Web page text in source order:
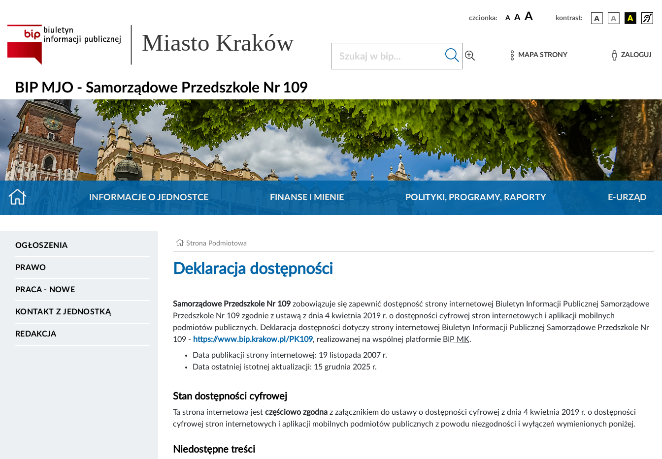
czcionka: A A A kontrast:
Miasto Kraków MAPA STRONY ZALOGUJ
BIP MJO - Samorządowe Przedszkole Nr 109
INFORMACJE O JEDNOSTCE FINANSE I MIENIE POLITYKI, PROGRAMY, RAPORTY E-URZĄD
OGŁOSZENIA
PRAWO
PRACA - NOWE
KONTAKT Z JEDNOSTKĄ
REDAKCJA
Strona Podmiotowa
Deklaracja dostępności
Samorządowe Przedszkole Nr 109 zobowiązuje się zapewnić dostępność strony internetowej Biuletyn Informacji Publicznej Samorządowe
Przedszkole Nr 109 zgodnie z ustawą z dnia 4 kwietnia 2019 r. o dostępności cyfrowej stron internetowych i aplikacji mobilnych
podmiotów publicznych. Deklaracja dostępności dotyczy strony internetowej Biuletyn Informacji Publicznej Samorządowe Przedszkole Nr
109 - https://www.bip.krakow.pl/PK109, realizowanej na wspólnej platformie BIP MK.
Data publikacji strony internetowej: 19 listopada 2007 r.
Data ostatniej istotnej aktualizacji: 15 grudnia 2025 r.
Stan dostępności cyfrowej
Ta strona internetowa jest częściowo zgodna z załącznikiem do ustawy o dostępności cyfrowej z dnia 4 kwietnia 2019 r. o dostępności
cyfrowej stron internetowych i aplikacji mobilnych podmiotów publicznych z powodu niezgodności i wyłączeń wymienionych poniżej.
Niedostępne treści